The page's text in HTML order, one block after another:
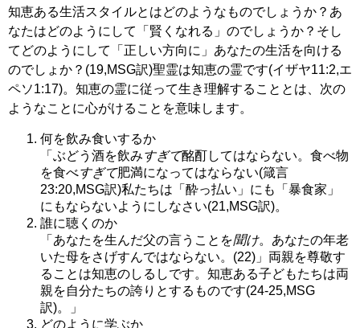
知恵ある生活スタイルとはどのようなものでしょうか？あ
なたはどのようにして「賢くなれる」のでしょうか？そし
てどのようにして「正しい方向に」あなたの生活を向ける
のでしょか？(19,MSG訳)聖霊は知恵の霊です(イザヤ11:2,エ
ペソ1:17)。知恵の霊に従って生き理解することとは、次の
ようなことに心がけることを意味します。
何を飲み食いするか
「ぶどう酒を飲みすぎて酩酊してはならない。食べ物
を食べすぎて肥満になってはならない(箴言
23:20,MSG訳)私たちは「酔っ払い」にも「暴食家」
にもならないようにしなさい(21,MSG訳)。
誰に聴くのか
「あなたを生んだ父の言うことを聞け。あなたの年老
いた母をさげすんではならない。(22)」両親を尊敬す
ることは知恵のしるしです。知恵ある子どもたちは両
親を自分たちの誇りとするものです(24-25,MSG
訳)。」
どのように学ぶか